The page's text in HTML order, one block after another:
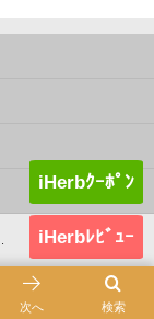
iHerbｸｰﾎﾟﾝ
iHerbﾚﾋﾞｭｰ
検索
次へ